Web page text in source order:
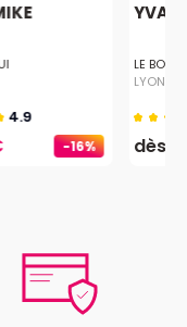
-16%
4.9
YVAIN
LE BOUI
LYON
dès